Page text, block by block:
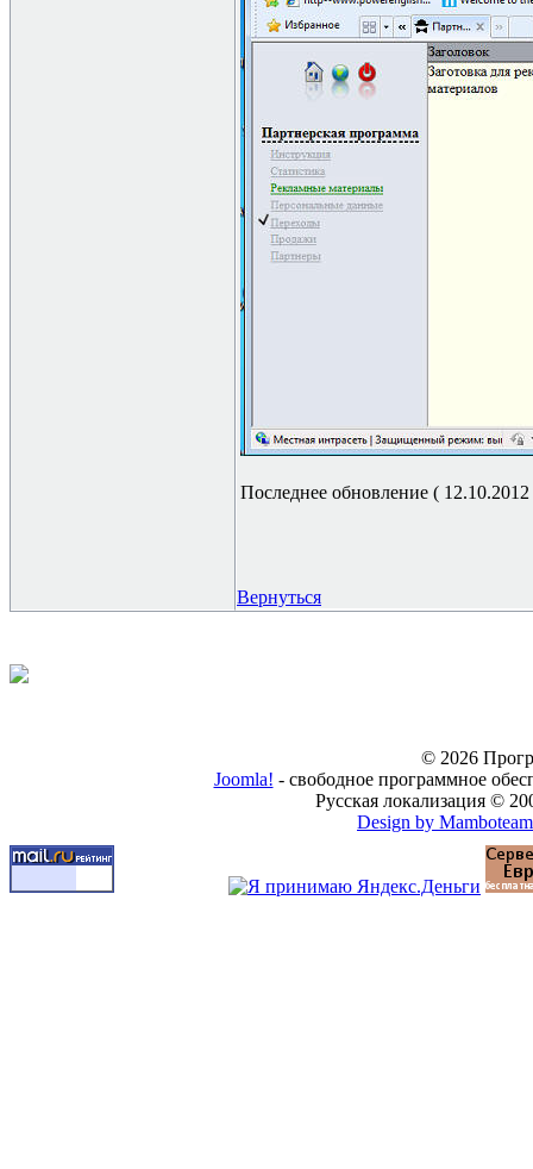
Последнее обновление ( 12.10.2012
Вернуться
© 2026
Joomla! - свободное программное
Русская локализация ©
Design by